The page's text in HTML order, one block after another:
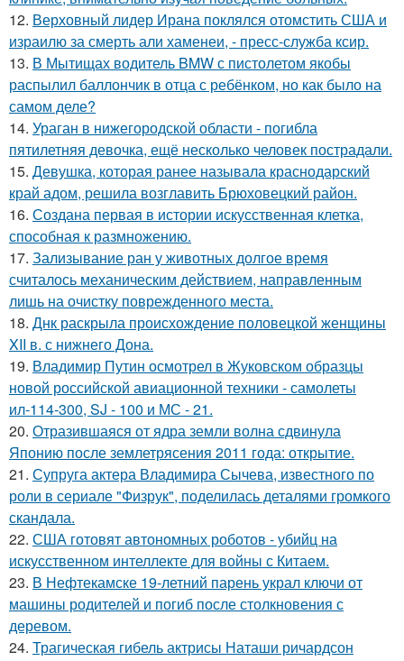
12. Верховный лидер Ирана поклялся отомстить США и
израилю за смерть али хаменеи, - пресс-служба ксир.
13. В Мытищах водитель BMW с пистолетом якобы
распылил баллончик в отца с ребёнком, но как было на
самом деле?
14. Ураган в нижегородской области - погибла
пятилетняя девочка, ещё несколько человек пострадали.
15. Девушка, которая ранее называла краснодарский
край адом, решила возглавить Брюховецкий район.
16. Создана первая в истории искусственная клетка,
способная к размножению.
17. Зализывание ран у животных долгое время
считалось механическим действием, направленным
лишь на очистку поврежденного места.
18. Днк раскрыла происхождение половецкой женщины
XII в. с нижнего Дона.
19. Владимир Путин осмотрел в Жуковском образцы
новой российской авиационной техники - самолеты
ил-114-300, SJ - 100 и МС - 21.
20. Отразившаяся от ядра земли волна сдвинула
Японию после землетрясения 2011 года: открытие.
21. Супруга актера Владимира Сычева, известного по
роли в сериале "Физрук", поделилась деталями громкого
скандала.
22. США готовят автономных роботов - убийц на
искусственном интеллекте для войны с Китаем.
23. В Нефтекамске 19-летний парень украл ключи от
машины родителей и погиб после столкновения с
деревом.
24. Трагическая гибель актрисы Наташи ричардсон